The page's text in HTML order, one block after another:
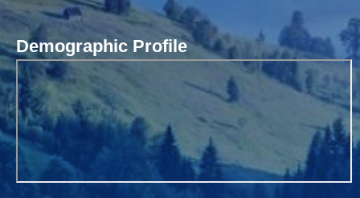
Demographic Profile